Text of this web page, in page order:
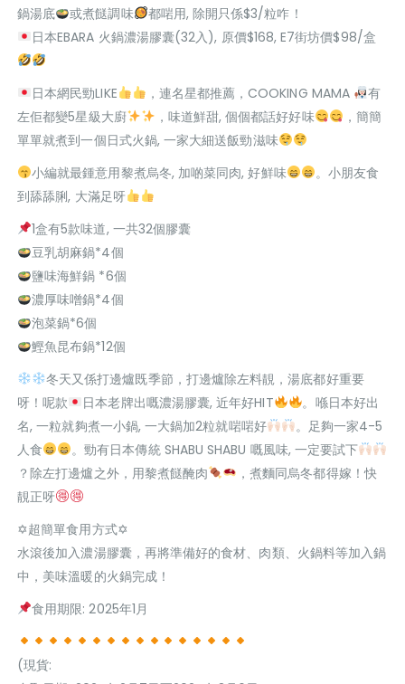
鍋湯底
或煮餸調味
都啱用, 除開只係$3/粒咋！
日本EBARA 火鍋濃湯膠囊(32入), 原價$168, E7街坊價$98/盒
日本網民勁LIKE ，連名星都推薦，COOKING MAMA
有
左佢都變5星級大廚
，味道鮮甜, 個個都話好好味
，簡簡
單單就煮到一個日式火鍋, 一家大細送飯勁滋味
小編就最鍾意用黎煮烏冬, 加啲菜同肉, 好鮮味
。小朋友食
到舔舔脷, 大滿足呀
1盒有5款味道, 一共32個膠囊
豆乳胡麻鍋*4個
鹽味海鮮鍋 *6個
濃厚味噌鍋*4個
泡菜鍋*6個
鰹魚昆布鍋*12個
冬天又係打邊爐既季節，打邊爐除左料靚，湯底都好重要
呀！呢款
日本老牌出嘅濃湯膠囊, 近年好HIT
。喺日本好出
名, 一粒就夠煮一小鍋, 一大鍋加2粒就啱啱好
。足夠一家4-5
人食
。勁有日本傳統 SHABU SHABU 嘅風味, 一定要試下
？除左打邊爐之外，用黎煮餸醃肉
，煮麵同烏冬都得嫁！快
靚正呀
✡超簡單食用方式✡
水滾後加入濃湯膠囊，再將準備好的食材、肉類、火鍋料等加入鍋
中，美味溫暖的火鍋完成！
食用期限: 2025年1月
(現貨: